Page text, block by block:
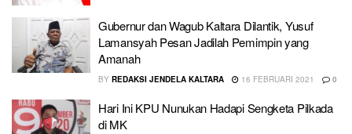
Gubernur dan Wagub Kaltara Dilantik, Yusuf
Lamansyah Pesan Jadilah Pemimpin yang
Amanah
BY REDAKSI JENDELA KALTARA 16 FEBRUARI 2021 0
Hari Ini KPU Nunukan Hadapi Sengketa Pilkada
di MK